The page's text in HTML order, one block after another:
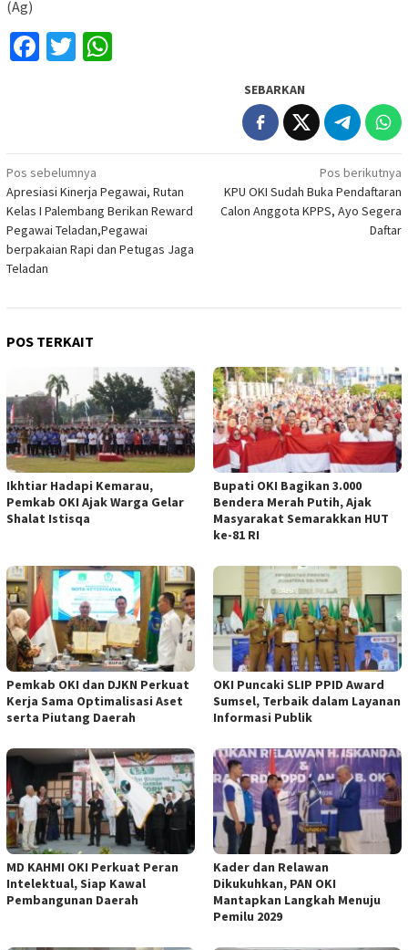
(Ag)
Facebook
Twitter
SEBARKAN
Navigasi
pos
Pos sebelumnya
Apresiasi Kinerja Pegawai, Rutan
Kelas I Palembang Berikan Reward
Pegawai Teladan,Pegawai
berpakaian Rapi dan Petugas Jaga
Teladan
Pos berikutnya
KPU OKI Sudah Buka Pendaftaran
Calon Anggota KPPS, Ayo Segera
Daftar
POS TERKAIT
Ikhtiar Hadapi Kemarau,
Pemkab OKI Ajak Warga Gelar
Shalat Istisqa
Bupati OKI Bagikan 3.000
Bendera Merah Putih, Ajak
Masyarakat Semarakkan HUT
ke-81 RI
Pemkab OKI dan DJKN Perkuat
Kerja Sama Optimalisasi Aset
serta Piutang Daerah
OKI Puncaki SLIP PPID Award
Sumsel, Terbaik dalam Layanan
Informasi Publik
MD KAHMI OKI Perkuat Peran
Intelektual, Siap Kawal
Pembangunan Daerah
Kader dan Relawan
Dikukuhkan, PAN OKI
Mantapkan Langkah Menuju
Pemilu 2029